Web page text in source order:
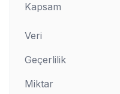
Kapsam
Veri
Geçerlilik
Miktar